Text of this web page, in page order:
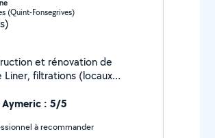
(Quint-Fonsegrives)
et rénovation de
de locaux
Diagnostics et
Aymeric : 5/5
à recommander